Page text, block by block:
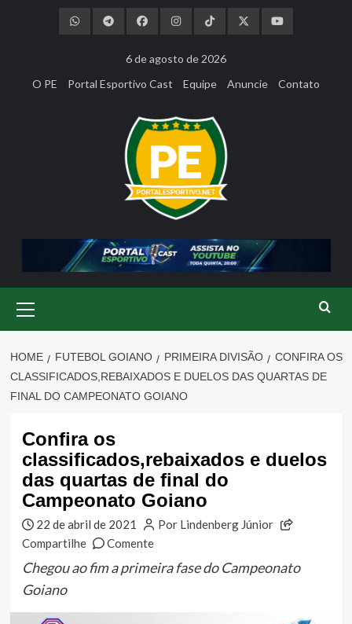
6 de agosto de 2026
O PE
Portal Esportivo Cast Equipe Anuncie Contato
Menu
HOME FUTEBOL GOIANO PRIMEIRA DIVISÃO
CONFIRA OS
CLASSIFICADOS,REBAIXADOS E DUELOS DAS QUARTAS DE
FINAL DO CAMPEONATO GOIANO
Confira os
classificados,rebaixados e duelos
das quartas de final do
Campeonato Goiano
22 de abril de 2021
Por Lindenberg Júnior
Compartilhe
Comente
Chegou ao fim a primeira fase do Campeonato
Goiano